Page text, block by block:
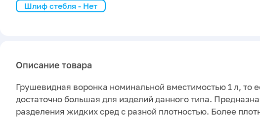
Шлиф стебля - Нет
Описание товара
Грушевидная воронка номинальной вместимостью 1 л, то
достаточно большая для изделий данного типа.
разделения жидких сред с разной плотностью. Более